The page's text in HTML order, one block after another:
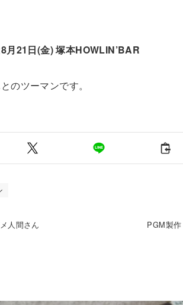
8月21日(金) 塚本HOWLIN’BAR
のツーマンです。
人間さん PGM製